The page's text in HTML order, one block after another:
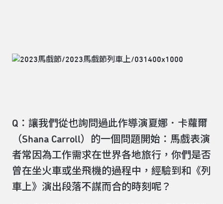
Q：讓我們從也詢問過此作導演夏娜．卡蘿爾
（Shana Carroll）的一個問題開始：馬戲表演
者常因為工作需求在世界各地旅行，你們是否
曾在坐火車或坐飛機的過程中，經驗到和《列
車上》演出段落不謀而合的時刻呢？